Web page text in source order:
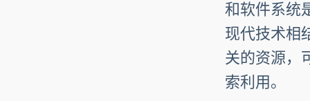
和软件系统
现代技术相
关的资源，
索利用。